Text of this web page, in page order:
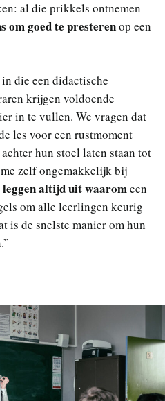
al die prikkels ontnemen
om goed te presterenop een
die een didactische
krijgen voldoende
in te vullen. We vragen dat
les voor een rustmoment
hun stoel laten staan tot
zelf ongemakkelijk bij
leggen altijd uit waaromeen
om alle leerlingen keurig
is de snelste manier om hun